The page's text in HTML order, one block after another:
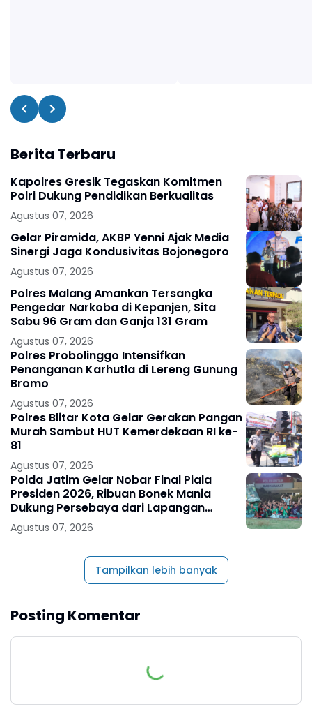
Berita Terbaru
Kapolres Gresik Tegaskan Komitmen
Polri Dukung Pendidikan Berkualitas
Agustus 07, 2026
Gelar Piramida, AKBP Yenni Ajak Media
Sinergi Jaga Kondusivitas Bojonegoro
Agustus 07, 2026
Polres Malang Amankan Tersangka
Pengedar Narkoba di Kepanjen, Sita
Sabu 96 Gram dan Ganja 131 Gram
Agustus 07, 2026
Polres Probolinggo Intensifkan
Penanganan Karhutla di Lereng Gunung
Bromo
Agustus 07, 2026
Polres Blitar Kota Gelar Gerakan Pangan
Murah Sambut HUT Kemerdekaan RI ke-
81
Agustus 07, 2026
Polda Jatim Gelar Nobar Final Piala
Presiden 2026, Ribuan Bonek Mania
Dukung Persebaya dari Lapangan
Mapolda
Agustus 07, 2026
Tampilkan lebih banyak
Posting Komentar